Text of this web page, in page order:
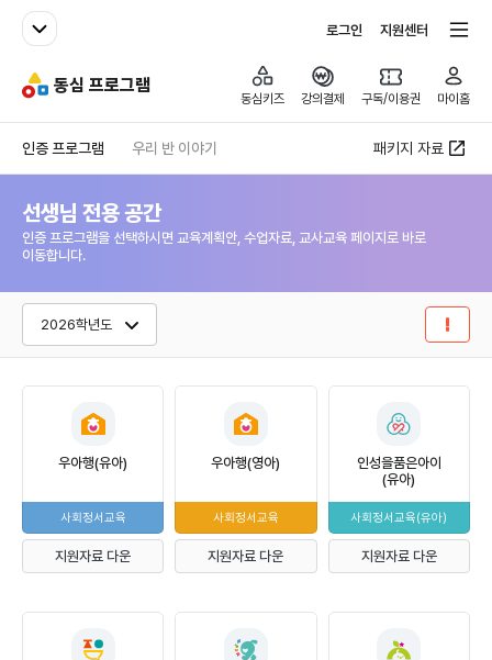
패밀리사이트
로그인 지원센터
동심키즈 동심 프로그램
동심키즈 강의결제 구독/이용권 마이홈
인증 프로그램 우리 반 이야기 패키지 자료
선생님 전용 공간
인증 프로그램을 선택하시면 교육계획안, 수업자료, 교사교육 페이지로 바로
이동합니다.
2026학년도
우아행(유아)
사회정서교육
지원자료 다운
우아행(영아)
사회정서교육
지원자료 다운
인성을품은아이
(유아)
사회정서교육(유아)
지원자료 다운